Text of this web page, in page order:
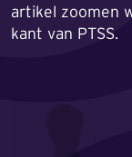
artikel zoomen
kant van PTSS.